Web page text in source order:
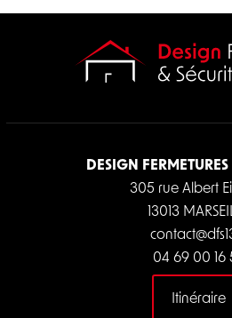
DESIGN FERMETURES
305 rue Albert
13013
04 69 00 16
Itinéraire